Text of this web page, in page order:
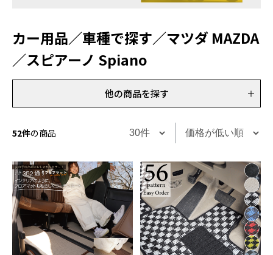
カー用品／車種で探す／マツダ MAZDA
／スピアーノ Spiano
他の商品を探す
52件の商品